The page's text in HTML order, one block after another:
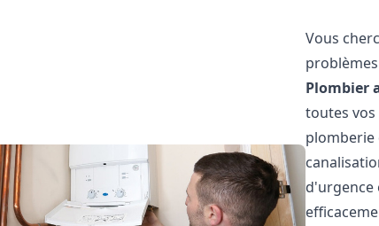
Vous
Plombier
toutes
plomberie
d'urgence